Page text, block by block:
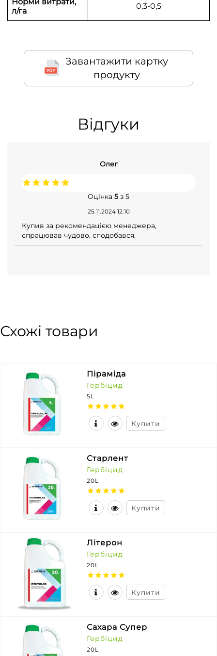
л/га
0,3-0,5
Завантажити картку
продукту
Відгуки
Олег
Оцінка 5 з 5
25.11.2024 12:10
Купив за рекомендацією менеджера,
спрацював чудово, сподобався.
Схожі товари
Купити
Піраміда
Гербіцид
5L
Купити
Старлент
Гербіцид
20L
Купити
Літерон
Гербіцид
20L
Сахара Супер
Гербіцид
20L